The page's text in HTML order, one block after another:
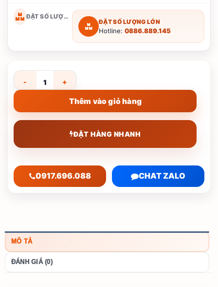
ĐẶT SỐ LƯỢNG LỚN
ĐẶT SỐ LƯỢNG LỚN
Hotline: 0886.889.145
Lọ Hoa Họa Tiết Nàng Thơ Dáng Chuông Bát Tràng ST-
Thêm vào giỏ hàng
ĐẶT HÀNG NHANH
0917.696.088 CHAT ZALO
MÔ TẢ
ĐÁNH GIÁ (0)